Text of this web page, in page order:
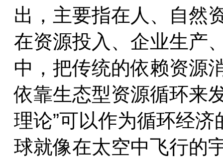
出，主要指在人、自然
在资源投入、企业生产
中，把传统的依赖资源
依靠生态型资源循环来
理论”可以作为循环经
球就像在太空中飞行的